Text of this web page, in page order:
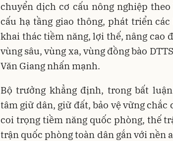
chuyển dịch cơ cấu nông nghiệp
cấu hạ tầng giao thông, phát triển
khai thác tiềm năng, lợi thế, nâng cao
vùng sâu, vùng xa, vùng đồng bào
Văn Giang nhấn mạnh.
Bộ trưởng khẳng định, trong bất
tâm giữ dân, giữ đất, bảo vệ vững
coi trọng tiềm năng quốc phòng, thế
trận quốc phòng toàn dân gắn với nền